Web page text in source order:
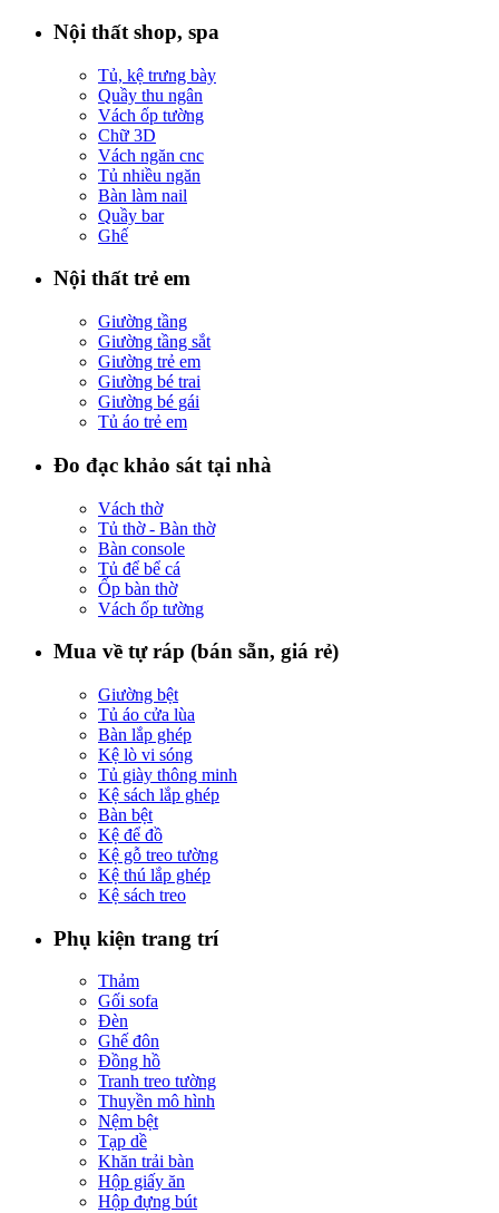
Nội thất shop, spa
Tủ, kệ trưng bày
Quầy thu ngân
Vách ốp tường
Chữ 3D
Vách ngăn cnc
Tủ nhiều ngăn
Bàn làm nail
Quầy bar
Ghế
Nội thất trẻ em
Giường tầng
Giường tầng sắt
Giường trẻ em
Giường bé trai
Giường bé gái
Tủ áo trẻ em
Đo đạc khảo sát tại nhà
Vách thờ
Tủ thờ - Bàn thờ
Bàn console
Tủ để bể cá
Ốp bàn thờ
Vách ốp tường
Mua về tự ráp (bán sẵn, giá rẻ)
Giường bệt
Tủ áo cửa lùa
Bàn lắp ghép
Kệ lò vi sóng
Tủ giày thông minh
Kệ sách lắp ghép
Bàn bệt
Kệ để đồ
Kệ gỗ treo tường
Kệ thú lắp ghép
Kệ sách treo
Phụ kiện trang trí
Thảm
Gối sofa
Đèn
Ghế đôn
Đồng hồ
Tranh treo tường
Thuyền mô hình
Nệm bệt
Tạp dề
Khăn trải bàn
Hộp giấy ăn
Hộp đựng bút